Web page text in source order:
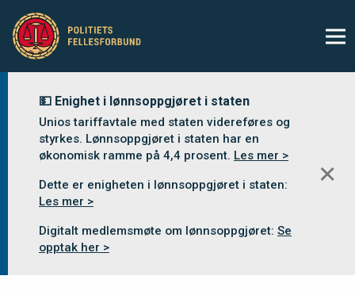
💵 Enighet i lønnsoppgjøret i staten
Unios tariffavtale med staten videreføres og
styrkes. Lønnsoppgjøret i staten har en
økonomisk ramme på 4,4 prosent. Les mer >
Dette er enigheten i lønnsoppgjøret i staten:
Les mer >
Digitalt medlemsmøte om lønnsoppgjøret: Se
opptak her >
✕